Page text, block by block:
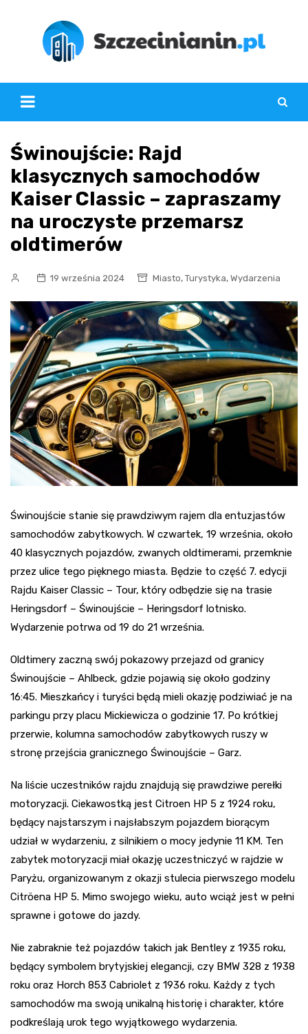
Świnoujście: Rajd
klasycznych samochodów
Kaiser Classic – zapraszamy
na uroczyste przemarsz
oldtimerów
19 września 2024 Miasto, Turystyka, Wydarzenia
Świnoujście stanie się prawdziwym rajem dla entuzjastów
samochodów zabytkowych. W czwartek, 19 września, około
40 klasycznych pojazdów, zwanych oldtimerami, przemknie
przez ulice tego pięknego miasta. Będzie to część 7. edycji
Rajdu Kaiser Classic – Tour, który odbędzie się na trasie
Heringsdorf – Świnoujście – Heringsdorf lotnisko.
Wydarzenie potrwa od 19 do 21 września.
Oldtimery zaczną swój pokazowy przejazd od granicy
Świnoujście – Ahlbeck, gdzie pojawią się około godziny
16:45. Mieszkańcy i turyści będą mieli okazję podziwiać je na
parkingu przy placu Mickiewicza o godzinie 17. Po krótkiej
przerwie, kolumna samochodów zabytkowych ruszy w
stronę przejścia granicznego Świnoujście – Garz.
Na liście uczestników rajdu znajdują się prawdziwe perełki
motoryzacji. Ciekawostką jest Citroen HP 5 z 1924 roku,
będący najstarszym i najsłabszym pojazdem biorącym
udział w wydarzeniu, z silnikiem o mocy jedynie 11 KM. Ten
zabytek motoryzacji miał okazję uczestniczyć w rajdzie w
Paryżu, organizowanym z okazji stulecia pierwszego modelu
Citröena HP 5. Mimo swojego wieku, auto wciąż jest w pełni
sprawne i gotowe do jazdy.
Nie zabraknie też pojazdów takich jak Bentley z 1935 roku,
będący symbolem brytyjskiej elegancji, czy BMW 328 z 1938
roku oraz Horch 853 Cabriolet z 1936 roku. Każdy z tych
samochodów ma swoją unikalną historię i charakter, które
podkreślają urok tego wyjątkowego wydarzenia.